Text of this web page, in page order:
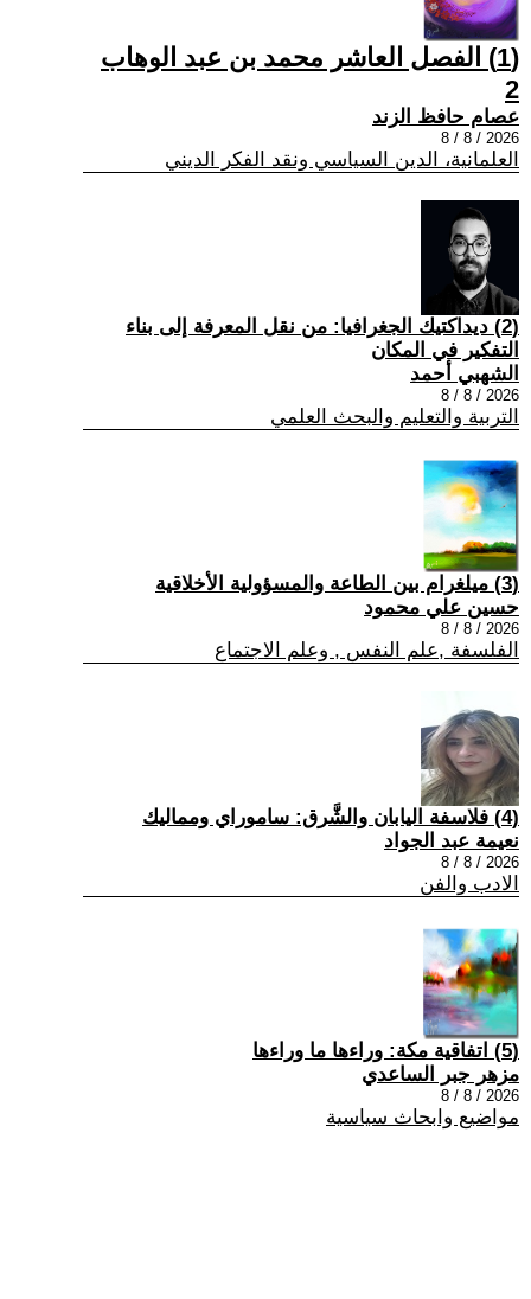
(1) الفصل العاشر محمد بن عبد الوهاب
2
عصام حافظ الزند
2026 / 8 / 8
العلمانية، الدين السياسي ونقد الفكر الديني
(2) ديداكتيك الجغرافيا: من نقل المعرفة إلى بناء
التفكير في المكان
الشهبي أحمد
2026 / 8 / 8
التربية والتعليم والبحث العلمي
(3) ميلغرام بين الطاعة والمسؤولية الأخلاقية
حسين علي محمود
2026 / 8 / 8
الفلسفة ,علم النفس , وعلم الاجتماع
(4) فلاسفة اليابان والشَّرق: ساموراي ومماليك
نعيمة عبد الجواد
2026 / 8 / 8
الادب والفن
(5) اتفاقية مكة: وراءها ما وراءها
مزهر جبر الساعدي
2026 / 8 / 8
مواضيع وابحاث سياسية